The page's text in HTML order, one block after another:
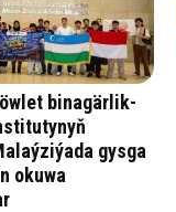
binagärlik-
gysga
okuwa